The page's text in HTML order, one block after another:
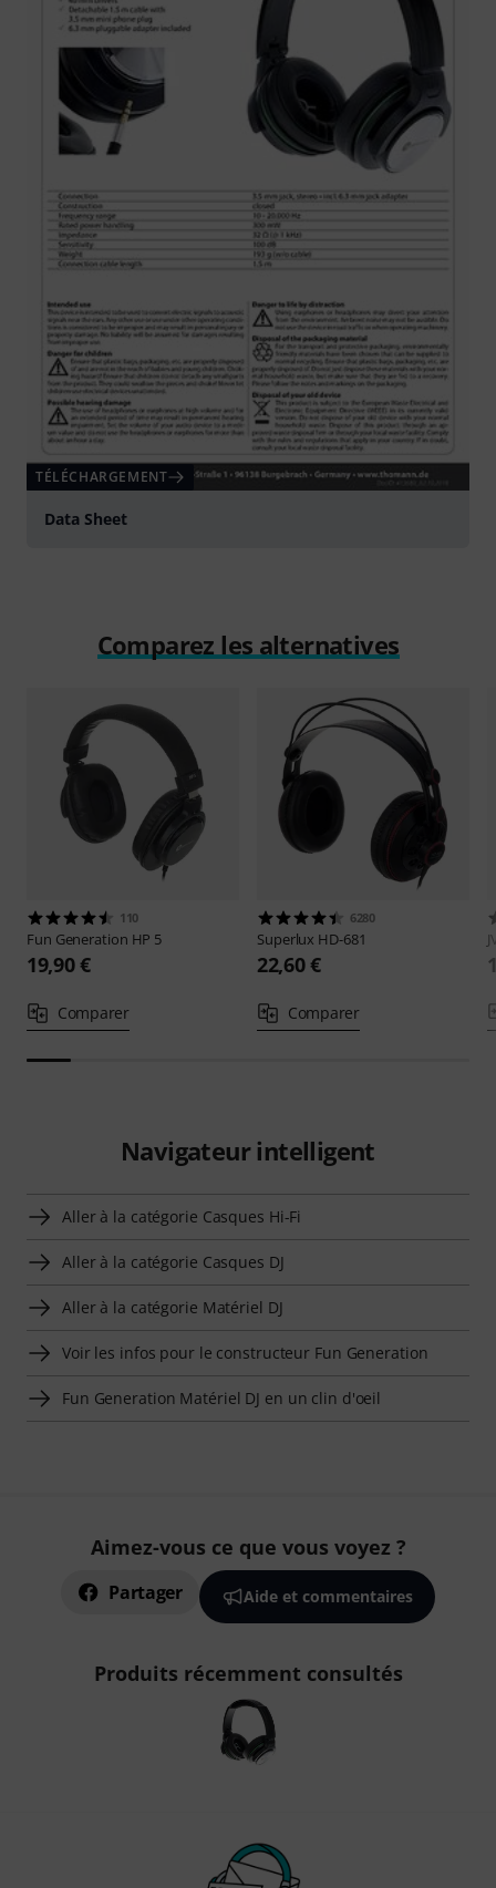
TÉLÉCHARGEMENT
Data Sheet
Comparez les alternatives
110
Fun Generation HP 5
19,90 €
Comparer
6280
Superlux HD-681
22,60 €
Comparer
Navigateur intelligent
Aller à la catégorie Casques Hi-Fi
Aller à la catégorie Casques DJ
Aller à la catégorie Matériel DJ
Voir les infos pour le constructeur Fun Generation
Fun Generation Matériel DJ en un clin d'oeil
Aimez-vous ce que vous voyez ?
Partager Aide et commentaires
Produits récemment consultés